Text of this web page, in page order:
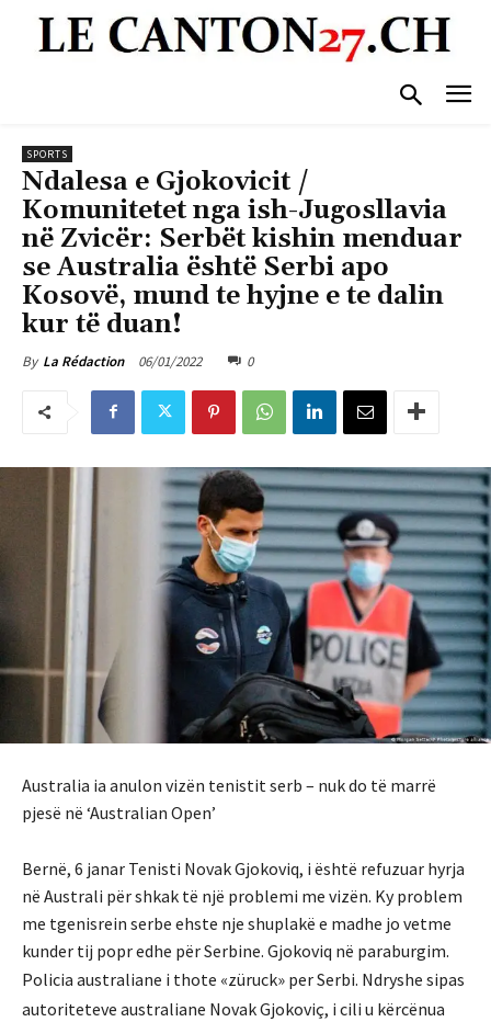
SPORTS
Ndalesa e Gjokovicit /
Komunitetet nga ish-Jugosllavia
në Zvicër: Serbët kishin menduar
se Australia është Serbi apo
Kosovë, mund te hyjne e te dalin
kur të duan!
By La Rédaction 06/01/2022 0
Australia ia anulon vizën tenistit serb – nuk do të marrë
pjesë në ‘Australian Open’
Bernë, 6 janar Tenisti Novak Gjokoviq, i është refuzuar hyrja
në Australi për shkak të një problemi me vizën. Ky problem
me tgenisrein serbe ehste nje shuplakë e madhe jo vetme
kunder tij popr edhe për Serbine. Gjokoviq në paraburgim.
Policia australiane i thote «züruck» per Serbi. Ndryshe sipas
autoriteteve australiane Novak Gjokoviç, i cili u kërcënua